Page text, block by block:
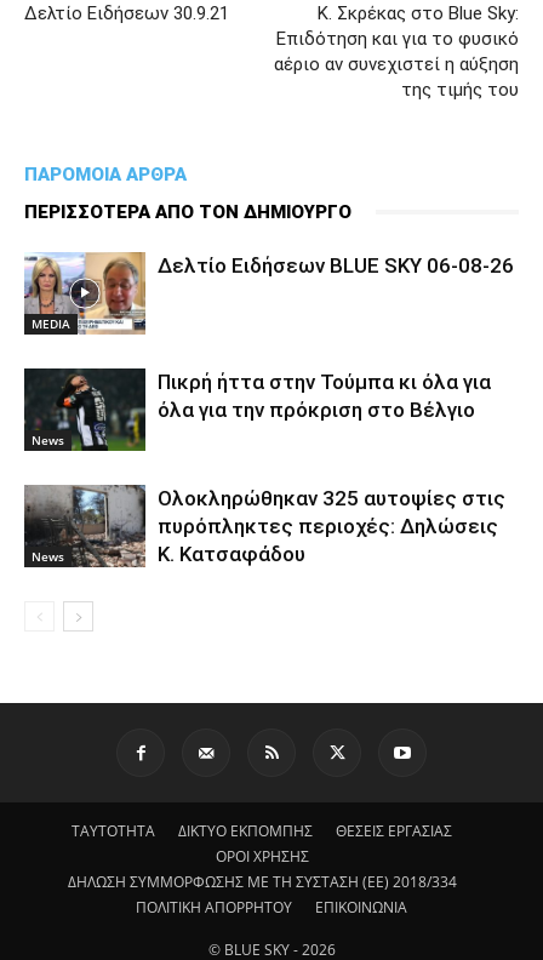
Δελτίο Ειδήσεων 30.9.21
Κ. Σκρέκας στο Βlue Sky:
Επιδότηση και για το φυσικό
αέριο αν συνεχιστεί η αύξηση
της τιμής του
ΠΑΡΟΜΟΙΑ ΑΡΘΡΑ
ΠΕΡΙΣΣΟΤΕΡΑ ΑΠΟ ΤΟΝ ΔΗΜΙΟΥΡΓΟ
MEDIA
Δελτίο Ειδήσεων BLUE SKY 06-08-26
News
Πικρή ήττα στην Τούμπα κι όλα για
όλα για την πρόκριση στο Βέλγιο
News
Ολοκληρώθηκαν 325 αυτοψίες στις
πυρόπληκτες περιοχές: Δηλώσεις
Κ. Κατσαφάδου
ΤΑΥΤΟΤΗΤΑ ΔΙΚΤΥΟ ΕΚΠΟΜΠΗΣ
ΘΕΣΕΙΣ ΕΡΓΑΣΙΑΣ
ΟΡΟΙ ΧΡΗΣΗΣ
ΔΗΛΩΣΗ ΣΥΜΜΟΡΦΩΣΗΣ ΜΕ ΤΗ ΣΥΣΤΑΣΗ (ΕΕ) 2018/334
ΠΟΛΙΤΙΚΗ ΑΠΟΡΡΗΤΟΥ
ΕΠΙΚΟΙΝΩΝΙΑ
© BLUE SKY - 2026